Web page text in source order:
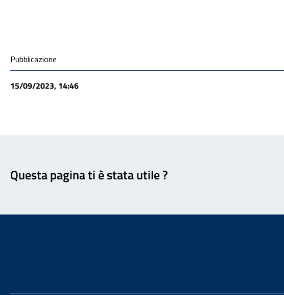
Condivisione social
Pubblicazione
15/09/2023, 14:46
Questa pagina ti è stata utile ?